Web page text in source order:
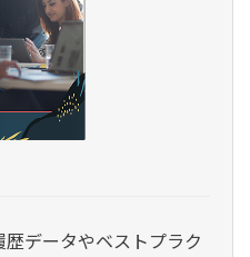
データやベストプラク